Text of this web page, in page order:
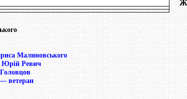
Малиновського
Юрій Ревич
ветеран